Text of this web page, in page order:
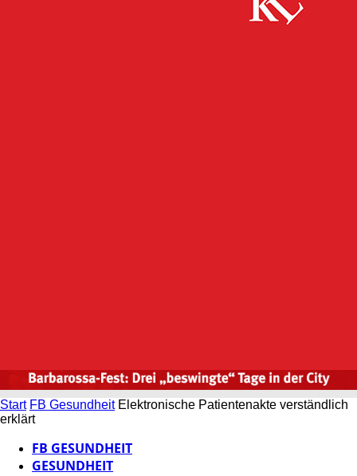
Start FB Gesundheit Elektronische Patientenakte verständlich
erklärt
FB GESUNDHEIT
GESUNDHEIT